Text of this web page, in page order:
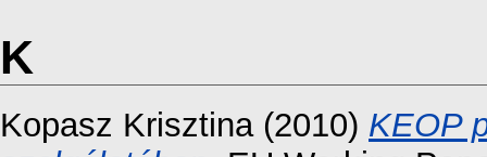
K
Kopasz Krisztina(2010) KEOP